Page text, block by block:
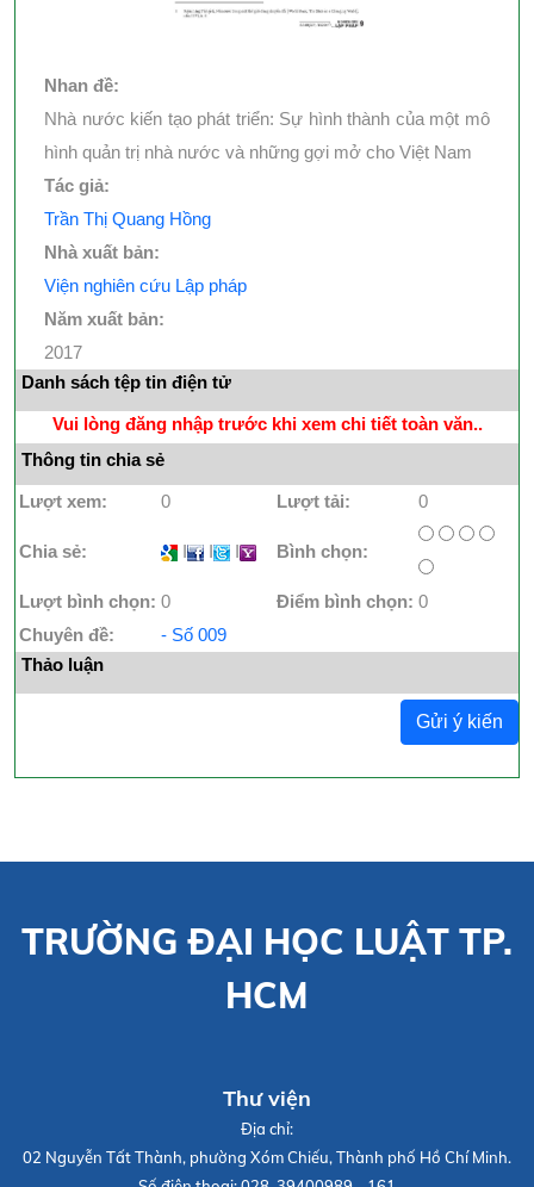
Nhan đề:
Nhà nước kiến tạo phát triển: Sự hình thành của một mô
hình quản trị nhà nước và những gợi mở cho Việt Nam
Tác giả:
Trần Thị Quang Hồng
Nhà xuất bản:
Viện nghiên cứu Lập pháp
Năm xuất bản:
2017
Danh sách tệp tin điện tử
Vui lòng đăng nhập trước khi xem chi tiết toàn văn..
Thông tin chia sẻ
Lượt xem: 0 Lượt tải: 0
Chia sẻ: I I I Bình chọn:
Lượt bình chọn: 0 Điểm bình chọn: 0
Chuyên đề:
- Số 009
Thảo luận
Gửi ý kiến
TRƯỜNG ĐẠI HỌC LUẬT TP.
HCM
Thư viện
Địa chỉ:
02 Nguyễn Tất Thành, phường Xóm Chiếu, Thành phố Hồ Chí Minh.